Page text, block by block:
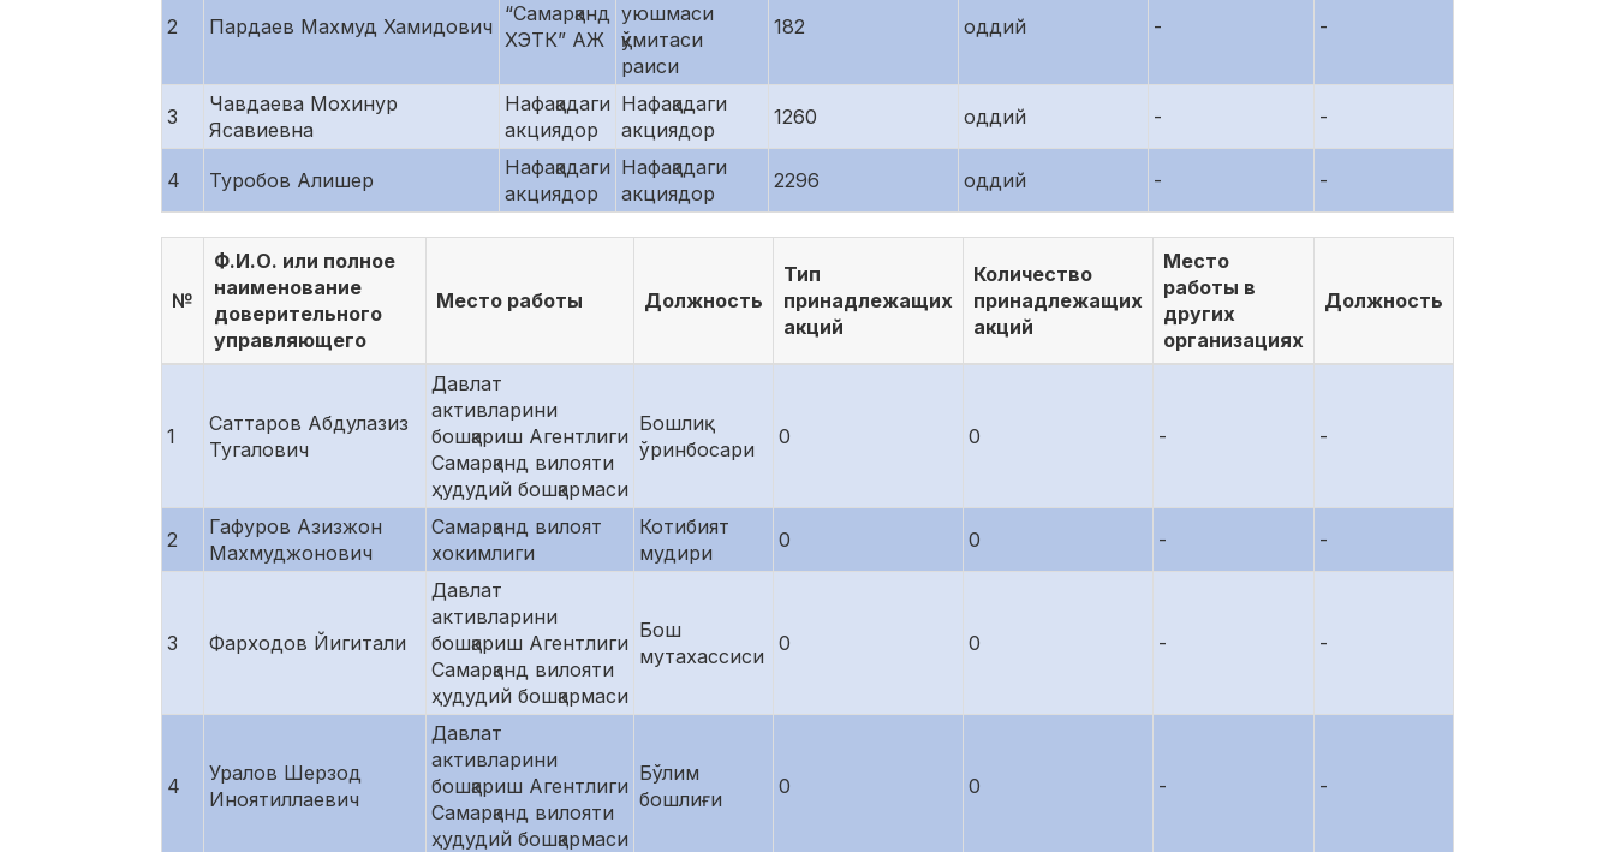
2 Пардаев Махмуд Хамидович
“Самарқанд
ХЭТК” АЖ
уюшмаси
қўмитаси
раиси
182 оддий - -
3
Чавдаева Мохинур
Ясавиевна
Нафақадаги
акциядор
Нафақадаги
акциядор
1260 оддий - -
4 Туробов Алишер
Нафақадаги
акциядор
Нафақадаги
акциядор
2296 оддий - -
№
Ф.И.О. или полное
наименование
доверительного
управляющего
Место работы Должность
Тип
принадлежащих
акций
Количество
принадлежащих
акций
Место
работы в
других
организациях
Должность
1
Саттаров Абдулазиз
Тугалович
Давлат
активларини
бошқариш Агентлиги
Самарқанд вилояти
ҳудудий бошқармаси
Бошлиқ
ўринбосари
0 0 - -
2
Гафуров Азизжон
Махмуджонович
Самарқанд вилоят
хокимлиги
Котибият
мудири
0 0 - -
3 Фарходов Йигитали
Давлат
активларини
бошқариш Агентлиги
Самарқанд вилояти
ҳудудий бошқармаси
Бош
мутахассиси
0 0 - -
4
Уралов Шерзод
Иноятиллаевич
Давлат
активларини
бошқариш Агентлиги
Самарқанд вилояти
ҳудудий бошқармаси
Бўлим
бошлиғи
0 0 - -